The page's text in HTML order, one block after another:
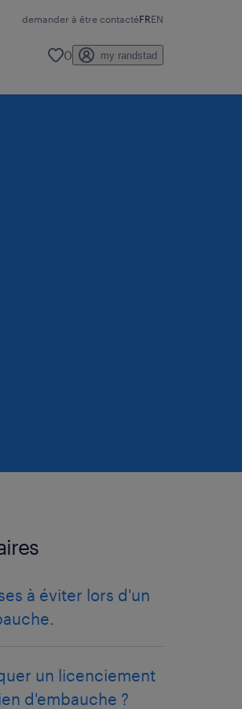
demander à être contactéFREN
0 my randstad
à éviter lors d'un
un licenciement
d'embauche ?